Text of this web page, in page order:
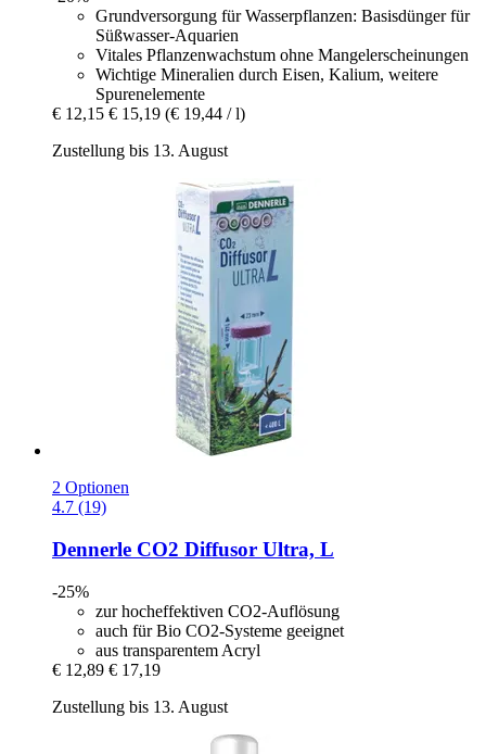
Grundversorgung für Wasserpflanzen: Basisdünger für
Süßwasser-Aquarien
Vitales Pflanzenwachstum ohne Mangelerscheinungen
Wichtige Mineralien durch Eisen, Kalium, weitere
Spurenelemente
€ 12,15 € 15,19 (€ 19,44 / l)
Zustellung bis 13. August
2 Optionen
4.7 (19)
Dennerle CO2 Diffusor Ultra, L
-25%
zur hocheffektiven CO2-Auflösung
auch für Bio CO2-Systeme geeignet
aus transparentem Acryl
€ 12,89 € 17,19
Zustellung bis 13. August